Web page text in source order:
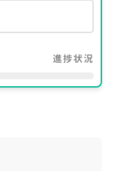
進捗状況